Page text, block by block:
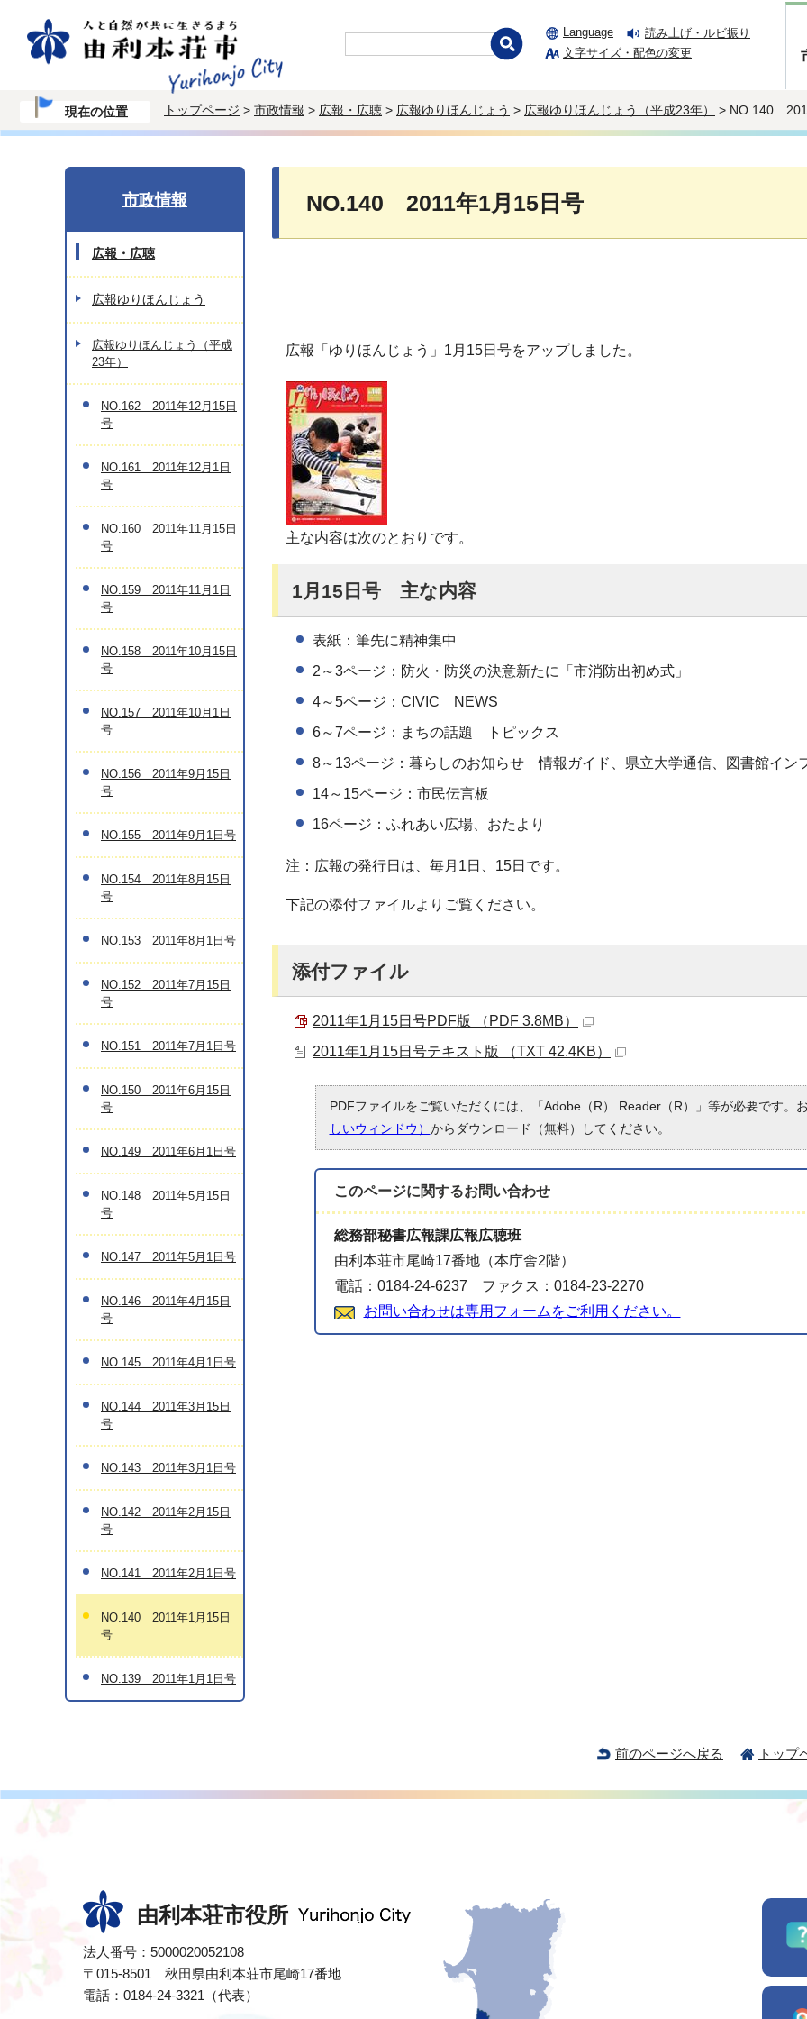
Language
読み上げ・ルビ振り
文字サイズ・配色の変更
現在の位置 トップページ > 市政情報 > 広報・広聴 > 広報ゆりほんじょう > 広報ゆりほんじょう（平成23年） > NO.140
NO.140 2011年1月15日号
広報「ゆりほんじょう」1月15日号をアップしました。
主な内容は次のとおりです。
1月15日号 主な内容
表紙：筆先に精神集中
2～3ページ：防火・防災の決意新たに「市消防出初め式」
4～5ページ：CIVIC NEWS
6～7ページ：まちの話題 トピックス
8～13ページ：暮らしのお知らせ 情報ガイド、県立大学通信、図書館イン
14～15ページ：市民伝言板
16ページ：ふれあい広場、おたより
注：広報の発行日は、毎月1日、15日です。
下記の添付ファイルよりご覧ください。
添付ファイル
2011年1月15日号PDF版 （PDF 3.8MB）
2011年1月15日号テキスト版 （TXT 42.4KB）
PDFファイルをご覧いただくには、「Adobe（R） Reader（R）」等が必要です。
しいウィンドウ） からダウンロード（無料）してください。
このページに関するお問い合わせ
総務部秘書広報課広報広聴班
由利本荘市尾崎17番地（本庁舎2階）
電話：0184-24-6237 ファクス：0184-23-2270
お問い合わせは専用フォームをご利用ください。
市政情報
広報・広聴
広報ゆりほんじょう
広報ゆりほんじょう（平成
23年）
NO.162 2011年12月15日
号
NO.161 2011年12月1日
号
NO.160 2011年11月15日
号
NO.159 2011年11月1日
号
NO.158 2011年10月15日
号
NO.157 2011年10月1日
号
NO.156 2011年9月15日
号
NO.155 2011年9月1日号
NO.154 2011年8月15日
号
NO.153 2011年8月1日号
NO.152 2011年7月15日
号
NO.151 2011年7月1日号
NO.150 2011年6月15日
号
NO.149 2011年6月1日号
NO.148 2011年5月15日
号
NO.147 2011年5月1日号
NO.146 2011年4月15日
号
NO.145 2011年4月1日号
NO.144 2011年3月15日
号
NO.143 2011年3月1日号
NO.142 2011年2月15日
号
NO.141 2011年2月1日号
NO.140 2011年1月15日
号
NO.139 2011年1月1日号
前のページへ戻る トップ
由利本荘市役所
法人番号：5000020052108
〒015-8501 秋田県由利本荘市尾崎17番地
電話：0184-24-3321（代表）